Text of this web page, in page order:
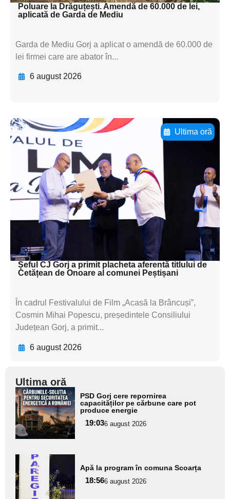
Poluare la Drăguțești. Amendă de 60.000 de lei,
aplicată de Garda de Mediu
Garda de Mediu Gorj a aplicat o amendă de 60.000 de
lei firmei care are abator în...
6 august 2026
Ultima oră
Adaugă aici textul pentru
subtitluAdaugă aici
textul pentru
subtitluAdaugă aici
textul pentru
subtitluAdaugă aici
textul pentru subti
Șeful CJ Gorj a primit placheta aferentă titlului de
Cetățean de Onoare al comunei Peștișani
În cadrul Festivalului de Film „Acasă la Brâncuși”,
Cosmin Mihai Popescu, președintele Consiliului
Județean Gorj, a primit...
6 august 2026
Ultima oră
Adaugă
aici textul
pentru
subtitlu
PSD Gorj cere repornirea
capacităților pe cărbune care pot
produce energie
19:036 august 2026
Adaugă
aici textul
pentru
subtitlu
Apă la program în comuna Scoarța
18:566 august 2026